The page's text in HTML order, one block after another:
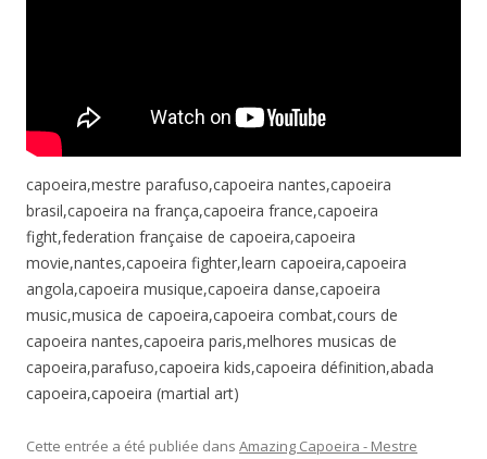
capoeira,mestre parafuso,capoeira nantes,capoeira
brasil,capoeira na frança,capoeira france,capoeira
fight,federation française de capoeira,capoeira
movie,nantes,capoeira fighter,learn capoeira,capoeira
angola,capoeira musique,capoeira danse,capoeira
music,musica de capoeira,capoeira combat,cours de
capoeira nantes,capoeira paris,melhores musicas de
capoeira,parafuso,capoeira kids,capoeira définition,abada
capoeira,capoeira (martial art)
Cette entrée a été publiée dans Amazing Capoeira - Mestre